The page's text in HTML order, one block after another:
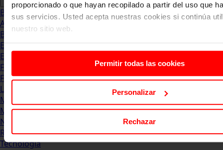
proporcionado o que hayan recopilado a partir del uso que
sus servicios. Usted acepta nuestras cookies si continúa
nuestro sitio web.
Permitir todas las cookies
Personalizar
Rechazar
Blog
Abogacia
Business
Empleo & Emprendimiento
Empresas
Finanzas
Formación & Estudios
Luxury
Management
Marketing & Comunicación
Negocios
Recursos Humanos
Tecnología